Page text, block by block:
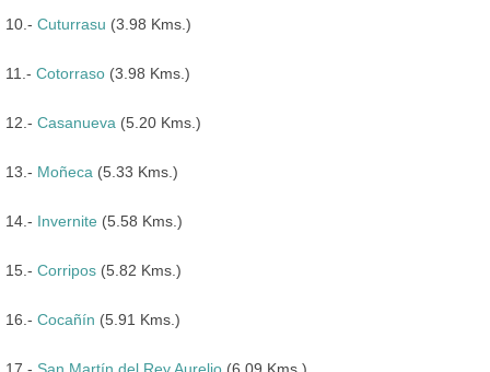
10.- Cuturrasu (3.98 Kms.)
11.- Cotorraso (3.98 Kms.)
12.- Casanueva (5.20 Kms.)
13.- Moñeca (5.33 Kms.)
14.- Invernite (5.58 Kms.)
15.- Corripos (5.82 Kms.)
16.- Cocañín (5.91 Kms.)
17.- San Martín del Rey Aurelio (6.09 Kms.)